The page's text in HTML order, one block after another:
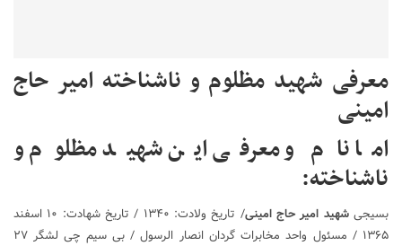
معرفی شهید مظلوم و ناشناخته امیر حاج
امینی
اما نام و معرفی این شهید مظلوم و
ناشناخته:
بسیجیشهید امیر حاج امینی
/ تاریخ ولادت: ۱۳۴۰ / تاریخ شهادت: ۱۰ اسفند
۱۳۶۵ / مسئول واحد مخابرات گردان انصار الرسول / بی سیم چی لشگر ۲۷